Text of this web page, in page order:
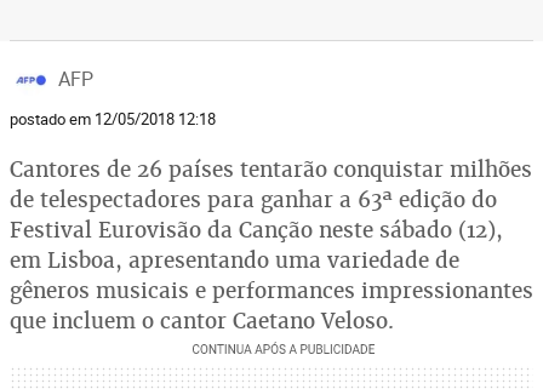
AFP
postado em 12/05/2018 12:18
Cantores de 26 países tentarão conquistar milhões
de telespectadores para ganhar a 63ª edição do
Festival Eurovisão da Canção neste sábado (12),
em Lisboa, apresentando uma variedade de
gêneros musicais e performances impressionantes
que incluem o cantor Caetano Veloso.